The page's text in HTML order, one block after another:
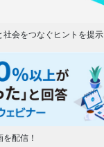
会をつなぐヒントを提示
配信！